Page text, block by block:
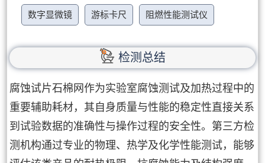
数字显微镜 游标卡尺 阻燃性能测试仪
检测总结
腐蚀试片石棉网作为实验室腐蚀测试及加热过程中的
重要辅助耗材，其自身质量与性能的稳定性直接关系
到试验数据的准确性与操作过程的安全性。第三方检
测机构通过专业的物理、热学及化学性能测试，能够